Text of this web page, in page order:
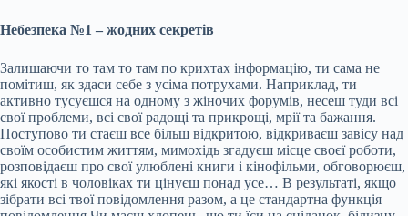
Небезпека №1 – жодних секретів
Залишаючи то там то там по крихтах інформацію, ти сама не
помітиш, як здаси себе з усіма потрухами. Наприклад, ти
активно тусуєшся на одному з жіночих форумів, несеш туди всі
свої проблеми, всі свої радощі та прикрощі, мрії та бажання.
Поступово ти стаєш все більш відкритою, відкриваєш завісу над
своїм особистим життям, мимохідь згадуєш місце своєї роботи,
розповідаєш про свої улюблені книги і кінофільми, обговорюєш,
які якості в чоловіках ти цінуєш понад усе… В результаті, якщо
зібрати всі твої повідомлення разом, а це стандартна функція